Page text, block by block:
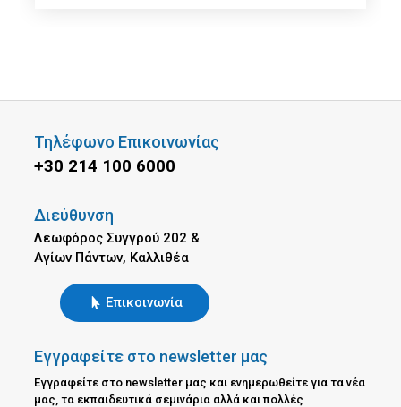
Τηλέφωνο Επικοινωνίας
+30 214 100 6000
Διεύθυνση
Λεωφόρος Συγγρού 202 &
Αγίων Πάντων, Καλλιθέα
Επικοινωνία
Εγγραφείτε στο newsletter μας
Εγγραφείτε στο newsletter μας και ενημερωθείτε για τα νέα
μας, τα εκπαιδευτικά σεμινάρια αλλά και πολλές